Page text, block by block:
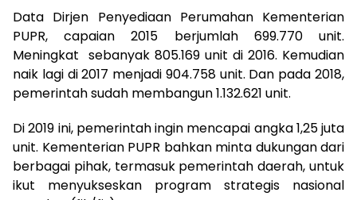
Data Dirjen Penyediaan Perumahan Kementerian
PUPR, capaian 2015 berjumlah 699.770 unit.
Meningkat sebanyak 805.169 unit di 2016. Kemudian
naik lagi di 2017 menjadi 904.758 unit. Dan pada 2018,
pemerintah sudah membangun 1.132.621 unit.
Di 2019 ini, pemerintah ingin mencapai angka 1,25 juta
unit. Kementerian PUPR bahkan minta dukungan dari
berbagai pihak, termasuk pemerintah daerah, untuk
ikut menyukseskan program strategis nasional